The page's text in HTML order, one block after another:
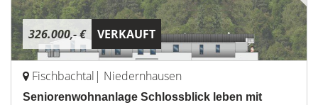
326.000,- € VERKAUFT
Fischbachtal| Niedernhausen
Seniorenwohnanlage Schlossblick leben mit